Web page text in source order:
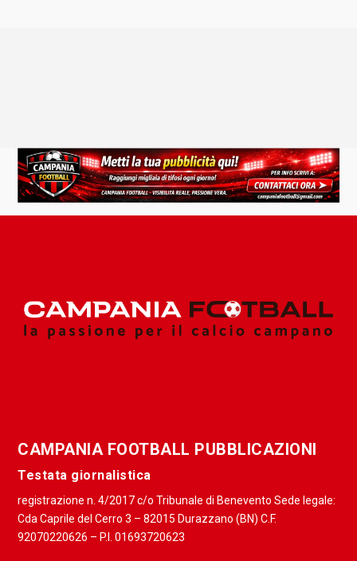
CAMPANIA FOOTBALL PUBBLICAZIONI
Testata giornalistica
registrazione n. 4/2017 c/o Tribunale di Benevento Sede legale:
Cda Caprile del Cerro 3 – 82015 Durazzano (BN) C.F.
92070220626 – P.I. 01693720623